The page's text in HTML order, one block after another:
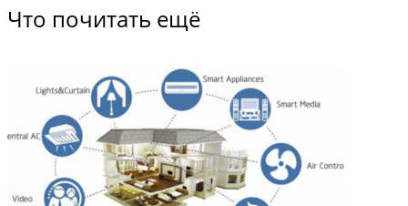
Что почитать ещё